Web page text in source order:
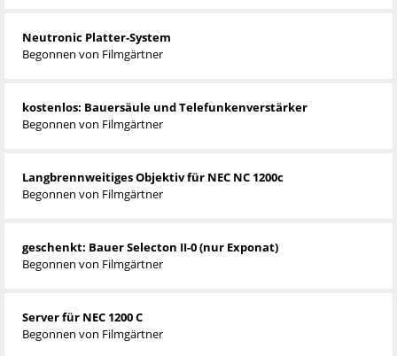
Neutronic Platter-System
Begonnen von Filmgärtner
kostenlos: Bauersäule und Telefunkenverstärker
Begonnen von Filmgärtner
Langbrennweitiges Objektiv für NEC NC 1200c
Begonnen von Filmgärtner
geschenkt: Bauer Selecton II-0 (nur Exponat)
Begonnen von Filmgärtner
Server für NEC 1200 C
Begonnen von Filmgärtner